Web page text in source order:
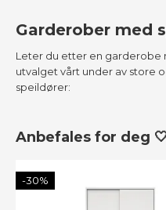
Garderober med
Leter du etter en garderobe
utvalget vårt under av store
speildører:
Anbefales for deg
-30%